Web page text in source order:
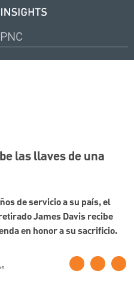
las llaves de una
de servicio a su país, el
James Davis recibe
en honor a su sacrificio.